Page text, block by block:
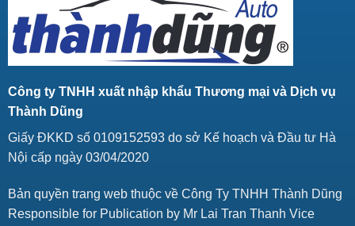
Công ty TNHH xuất nhập khẩu Thương mại và Dịch vụ
Thành Dũng
Giấy ĐKKD số 0109152593 do sở Kế hoạch và Đầu tư Hà
Nội cấp ngày 03/04/2020
Bản quyền trang web thuộc về Công Ty TNHH Thành Dũng
Responsible for Publication by Mr Lai Tran Thanh Vice